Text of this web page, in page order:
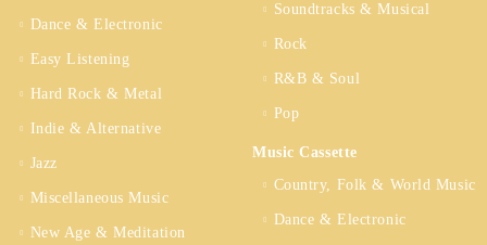
Dance & Electronic
Easy Listening
Hard Rock & Metal
Indie & Alternative
Jazz
Miscellaneous Music
New Age & Meditation
Soundtracks & Musical
Rock
R&B & Soul
Pop
Music Cassette
Country, Folk & World Music
Dance & Electronic